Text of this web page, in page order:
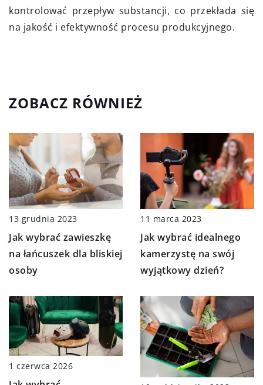
kontrolować przepływ substancji, co przekłada się
na jakość i efektywność procesu produkcyjnego.
ZOBACZ RÓWNIEŻ
13 grudnia 2023
Jak wybrać zawieszkę
na łańcuszek dla bliskiej
osoby
11 marca 2023
Jak wybrać idealnego
kamerzystę na swój
wyjątkowy dzień?
1 czerwca 2026